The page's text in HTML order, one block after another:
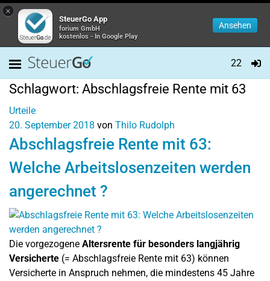
×
SteuerGo App
forium GmbH
kostenlos - In Google Play
Ansehen
22
Schlagwort: Abschlagsfreie Rente mit 63
Urteile
20. September 2018 von Thilo Rudolph
Abschlagsfreie Rente mit 63:
Welche Arbeitslosenzeiten werden
angerechnet ?
Die vorgezogene Altersrente für besonders langjährig
Versicherte (= Abschlagsfreie Rente mit 63) können
Versicherte in Anspruch nehmen, die mindestens 45 Jahre